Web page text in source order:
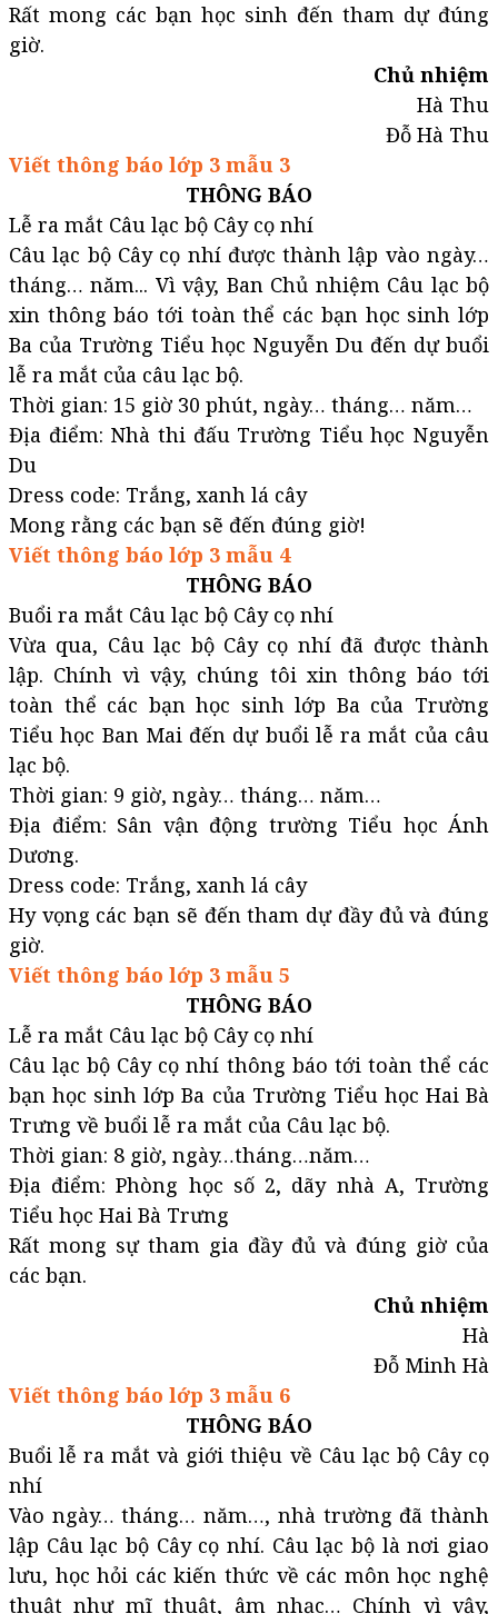
Rất mong các bạn học sinh đến tham dự đúng
giờ.
Chủ nhiệm
Hà Thu
Đỗ Hà Thu
Viết thông báo lớp 3 mẫu 3
THÔNG BÁO
Lễ ra mắt Câu lạc bộ Cây cọ nhí
Câu lạc bộ Cây cọ nhí được thành lập vào ngày…
tháng… năm... Vì vậy, Ban Chủ nhiệm Câu lạc bộ
xin thông báo tới toàn thể các bạn học sinh lớp
Ba của Trường Tiểu học Nguyễn Du đến dự buổi
lễ ra mắt của câu lạc bộ.
Thời gian: 15 giờ 30 phút, ngày… tháng… năm…
Địa điểm: Nhà thi đấu Trường Tiểu học Nguyễn
Du
Dress code: Trắng, xanh lá cây
Mong rằng các bạn sẽ đến đúng giờ!
Viết thông báo lớp 3 mẫu 4
THÔNG BÁO
Buổi ra mắt Câu lạc bộ Cây cọ nhí
Vừa qua, Câu lạc bộ Cây cọ nhí đã được thành
lập. Chính vì vậy, chúng tôi xin thông báo tới
toàn thể các bạn học sinh lớp Ba của Trường
Tiểu học Ban Mai đến dự buổi lễ ra mắt của câu
lạc bộ.
Thời gian: 9 giờ, ngày… tháng… năm…
Địa điểm: Sân vận động trường Tiểu học Ánh
Dương.
Dress code: Trắng, xanh lá cây
Hy vọng các bạn sẽ đến tham dự đầy đủ và đúng
giờ.
Viết thông báo lớp 3 mẫu 5
THÔNG BÁO
Lễ ra mắt Câu lạc bộ Cây cọ nhí
Câu lạc bộ Cây cọ nhí thông báo tới toàn thể các
bạn học sinh lớp Ba của Trường Tiểu học Hai Bà
Trưng về buổi lễ ra mắt của Câu lạc bộ.
Thời gian: 8 giờ, ngày…tháng…năm…
Địa điểm: Phòng học số 2, dãy nhà A, Trường
Tiểu học Hai Bà Trưng
Rất mong sự tham gia đầy đủ và đúng giờ của
các bạn.
Chủ nhiệm
Hà
Đỗ Minh Hà
Viết thông báo lớp 3 mẫu 6
THÔNG BÁO
Buổi lễ ra mắt và giới thiệu về Câu lạc bộ Cây cọ
nhí
Vào ngày… tháng… năm…, nhà trường đã thành
lập Câu lạc bộ Cây cọ nhí. Câu lạc bộ là nơi giao
lưu, học hỏi các kiến thức về các môn học nghệ
thuật như mĩ thuật, âm nhạc… Chính vì vậy,